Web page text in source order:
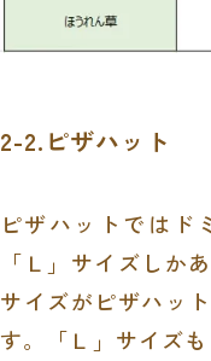
2-2.ピザハット
ピザハットではド
「Ｌ」サイズしか
サイズがピザハッ
す。「Ｌ」サイズ